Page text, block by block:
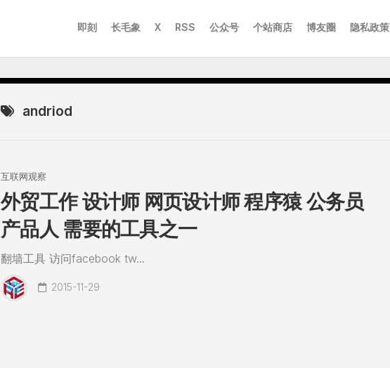
即刻 长毛象 X RSS 公众号 个站商店 博友圈 隐私政策
andriod
互联网观察
外贸工作 设计师 网页设计师 程序猿 公务员
产品人 需要的工具之一
翻墙工具 访问facebook tw...
2015-11-29